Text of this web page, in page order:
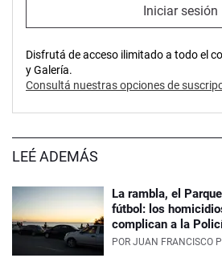
Iniciar sesión
Disfrutá de acceso ilimitado a todo el
y Galería.
Consultá nuestras opciones de
LEÉ ADEMÁS
La rambla, el
fútbol: los
complican a la
POR JUAN FRANCISCO